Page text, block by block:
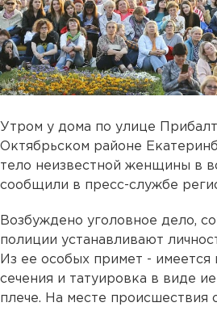
Утром у дома по улице
Октябрьском районе
тело неизвестной женщины в
сообщили в пресс-службе
Возбуждено уголовное дело,
полиции устанавливают
Из ее особых примет - имеется
сечения и татуировка в виде
плече. На месте происшествия